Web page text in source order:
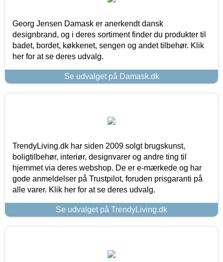
Georg Jensen Damask er anerkendt dansk
designbrand, og i deres sortiment finder du produkter til
badet, bordet, køkkenet, sengen og andet tilbehør. Klik
her for at se deres udvalg.
Se udvalget på Damask.dk
TrendyLiving.dk har siden 2009 solgt brugskunst,
boligtilbehør, interiør, designvarer og andre ting til
hjemmet via deres webshop. De er e-mærkede og har
gode anmeldelser på Trustpilot, foruden prisgaranti på
alle varer. Klik her for at se deres udvalg.
Se udvalget på TrendyLiving.dk